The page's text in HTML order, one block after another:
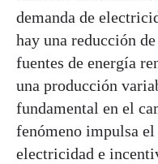
demanda de
hay una reducción
fuentes de energía
una producción
fundamental en el
fenómeno impulsa
electricidad e